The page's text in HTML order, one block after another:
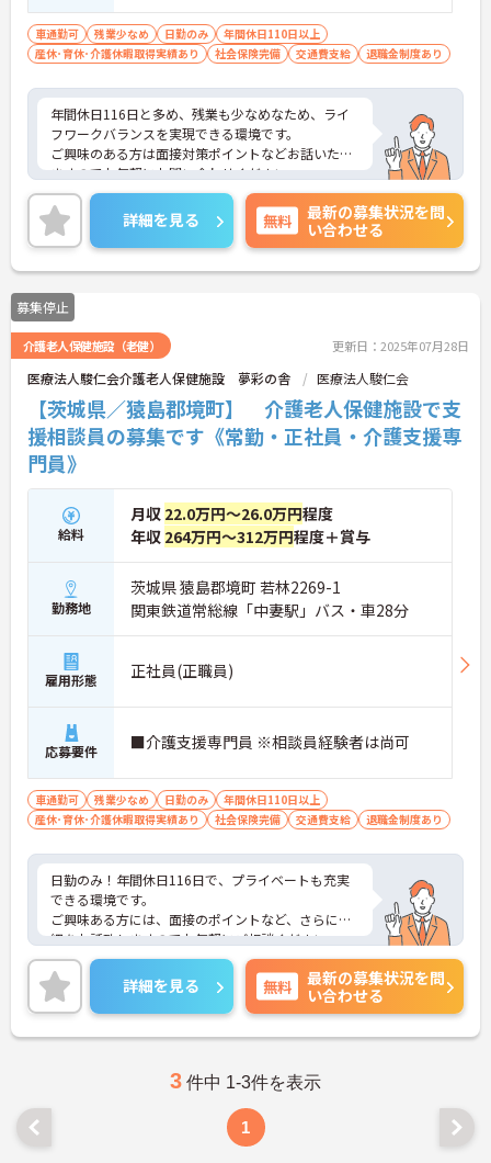
車通勤可 残業少なめ 日勤のみ
年間休日110日以上
産休･育休･介護休暇取得実績あり
社会保険完備 交通費支給 退職金制度あり
年間休日116日と多め、残業も少なめなため、ライ
フワークバランスを実現できる環境です。
ご興味のある方は面接対策ポイントなどお話いたし
ますのでお気軽にお問い合わせください。
詳細を見る 無料
最新の募集状況を問
い合わせる
募集停止
介護老人保健施設（老健） 更新日：2025年07月28日
医療法人駿仁会介護老人保健施設 夢彩の舎 医療法人駿仁会
【茨城県／猿島郡境町】 介護老人保健施設で支
援相談員の募集です《常勤・正社員・介護支援専
門員》
給料
月収 22.0万円～26.0万円程度
年収 264万円～312万円程度＋賞与
勤務地
茨城県 猿島郡境町 若林2269-1
関東鉄道常総線「中妻駅」バス・車28分
雇用形態 正社員(正職員)
応募要件 ■介護支援専門員 ※相談員経験者は尚可
車通勤可 残業少なめ 日勤のみ
年間休日110日以上
産休･育休･介護休暇取得実績あり
社会保険完備 交通費支給 退職金制度あり
日勤のみ！年間休日116日で、プライベートも充実
できる環境です。
ご興味ある方には、面接のポイントなど、さらに詳
細をお話致しますのでお気軽にご相談ください。
詳細を見る 無料
最新の募集状況を問
い合わせる
3 件中 1-3件を表示
1